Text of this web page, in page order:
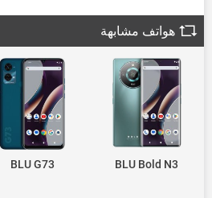
هواتف مشابهة
BLU Bold N3
BLU G73